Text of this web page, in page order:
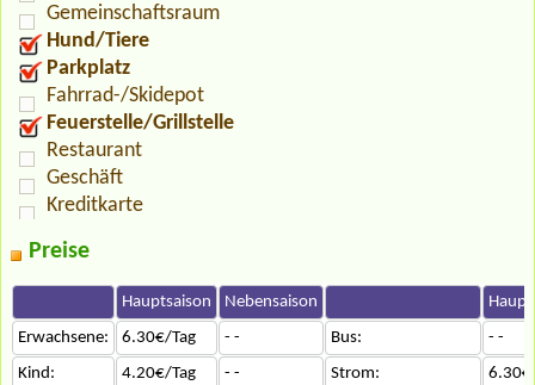
Gemeinschaftsraum
Hund/Tiere
Parkplatz
Fahrrad-/Skidepot
Feuerstelle/Grillstelle
Restaurant
Geschäft
Kreditkarte
Preise
Hauptsaison Nebensaison
Erwachsene:
6.30€/Tag - - Bus:
- -
Kind:
4.20€/Tag - - Strom: